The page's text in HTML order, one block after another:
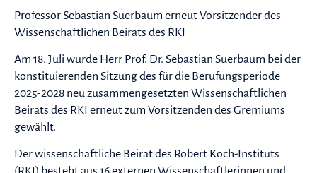
Professor Sebastian Suerbaum erneut Vorsitzender des
Wissenschaftlichen Beirats des RKI
Am 18. Juli wurde Herr Prof. Dr. Sebastian Suerbaum bei der
konstituierenden Sitzung des für die Berufungsperiode
2025-2028 neu zusammengesetzten Wissenschaftlichen
Beirats des RKI erneut zum Vorsitzenden des Gremiums
gewählt.
Der wissenschaftliche Beirat des Robert Koch-Instituts